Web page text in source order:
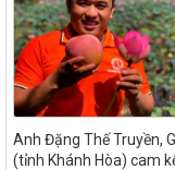
Anh Đặng Thế Truyền,
(tỉnh Khánh Hòa) cam